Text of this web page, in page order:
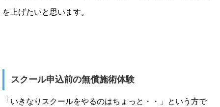
を上げたいと思います。
スクール申込前の無償施術体験
「いきなりスクールをやるのはちょっと・・」という方で